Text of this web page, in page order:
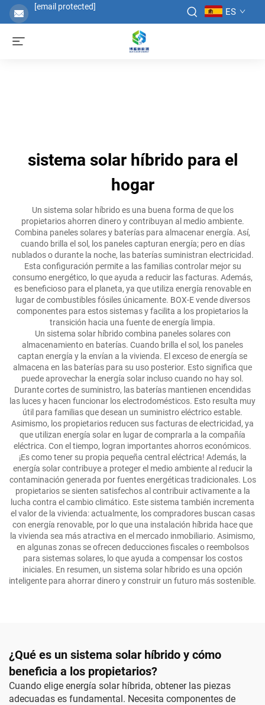
[email protected] ES
sistema solar híbrido para el
hogar
Un sistema solar híbrido es una buena forma de que los
propietarios ahorren dinero y contribuyan al medio ambiente.
Combina paneles solares y baterías para almacenar energía. Así,
cuando brilla el sol, los paneles capturan energía; pero en días
nublados o durante la noche, las baterías suministran electricidad.
Esta configuración permite a las familias controlar mejor su
consumo energético, lo que ayuda a reducir las facturas. Además,
es beneficioso para el planeta, ya que utiliza energía renovable en
lugar de combustibles fósiles únicamente. BOX-E vende diversos
componentes para estos sistemas y facilita a los propietarios la
transición hacia una fuente de energía limpia.
Un sistema solar híbrido combina paneles solares con
almacenamiento en baterías. Cuando brilla el sol, los paneles
captan energía y la envían a la vivienda. El exceso de energía se
almacena en las baterías para su uso posterior. Esto significa que
puede aprovechar la energía solar incluso cuando no hay sol.
Durante cortes de suministro, las baterías mantienen encendidas
las luces y hacen funcionar los electrodomésticos. Esto resulta muy
útil para familias que desean un suministro eléctrico estable.
Asimismo, los propietarios reducen sus facturas de electricidad, ya
que utilizan energía solar en lugar de comprarla a la compañía
eléctrica. Con el tiempo, logran importantes ahorros económicos.
¡Es como tener su propia pequeña central eléctrica! Además, la
energía solar contribuye a proteger el medio ambiente al reducir la
contaminación generada por fuentes energéticas tradicionales. Los
propietarios se sienten satisfechos al contribuir activamente a la
lucha contra el cambio climático. Este sistema también incrementa
el valor de la vivienda: actualmente, los compradores buscan casas
con energía renovable, por lo que una instalación híbrida hace que
la vivienda sea más atractiva en el mercado inmobiliario. Asimismo,
en algunas zonas se ofrecen deducciones fiscales o reembolsos
para sistemas solares, lo que ayuda a compensar los costos
iniciales. En resumen, un sistema solar híbrido es una opción
inteligente para ahorrar dinero y construir un futuro más sostenible.
¿Qué es un sistema solar híbrido y cómo
beneficia a los propietarios?
Cuando elige energía solar híbrida, obtener las piezas
adecuadas es fundamental. Necesita componentes de